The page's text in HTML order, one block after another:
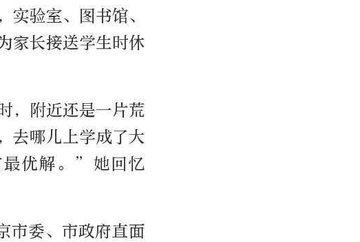
验室、图书馆、
家长接送学生时休
，附近还是一片荒
去哪儿上学成了大
最优解。”她回忆
市委、市政府直面